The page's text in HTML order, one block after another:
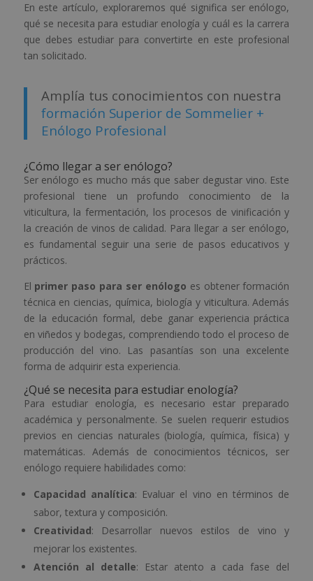
En este artículo, exploraremos qué significa ser enólogo,
qué se necesita para estudiar enología y cuál es la carrera
que debes estudiar para convertirte en este profesional
tan solicitado.
Amplía tus conocimientos con nuestra
formación Superior de Sommelier +
Enólogo Profesional
¿Cómo llegar a ser enólogo?
Ser enólogo es mucho más que saber degustar vino. Este
profesional tiene un profundo conocimiento de la
viticultura, la fermentación, los procesos de vinificación y
la creación de vinos de calidad. Para llegar a ser enólogo,
es fundamental seguir una serie de pasos educativos y
prácticos.
El primer paso para ser enólogo es obtener formación
técnica en ciencias, química, biología y viticultura. Además
de la educación formal, debe ganar experiencia práctica
en viñedos y bodegas, comprendiendo todo el proceso de
producción del vino. Las pasantías son una excelente
forma de adquirir esta experiencia.
¿Qué se necesita para estudiar enología?
Para estudiar enología, es necesario estar preparado
académica y personalmente. Se suelen requerir estudios
previos en ciencias naturales (biología, química, física) y
matemáticas. Además de conocimientos técnicos, ser
enólogo requiere habilidades como:
Capacidad analítica: Evaluar el vino en términos de
sabor, textura y composición.
Creatividad: Desarrollar nuevos estilos de vino y
mejorar los existentes.
Atención al detalle: Estar atento a cada fase del